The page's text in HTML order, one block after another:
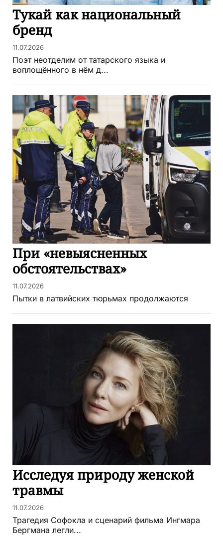
Тукай как национальный
бренд
11.07.2026
Поэт неотделим от татарского языка и
воплощённого в нём д...
При «невыясненных
обстоятельствах»
11.07.2026
Пытки в латвийских тюрьмах продолжаются
Исследуя природу женской
травмы
11.07.2026
Трагедия Софокла и сценарий фильма Ингмара
Бергмана легли...